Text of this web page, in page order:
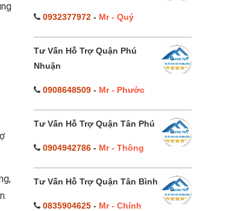
0932377972- Mr - Quý
Tư Vấn Hỗ Trợ Quận Phú
Nhuận
0908648509- Mr - Phước
Tư Vấn Hỗ Trợ Quận Tân Phú
0904942786- Mr - Thông
Tư Vấn Hỗ Trợ Quận Tân Bình
0835904625- Mr - Chính